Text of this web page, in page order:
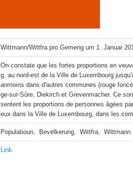
Wittmann/Wittfra pro Gemeng um 1. Januar
On constate que les fortes proportions en
g, au nord-est de la Ville de Luxembourg
anmoins dans d'autres communes (rouge
ge-sur-Sûre, Diekirch et Grevenmacher. Ce
sentent les proportions de personnes âgées
eux dans la Ville de Luxembourg, dans les
Populatioun,  Bevëlkerung,  Wittfra,  Wittmann
Link